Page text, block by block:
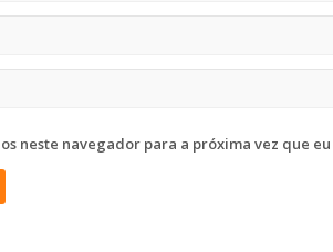
neste navegador para a próxima vez que